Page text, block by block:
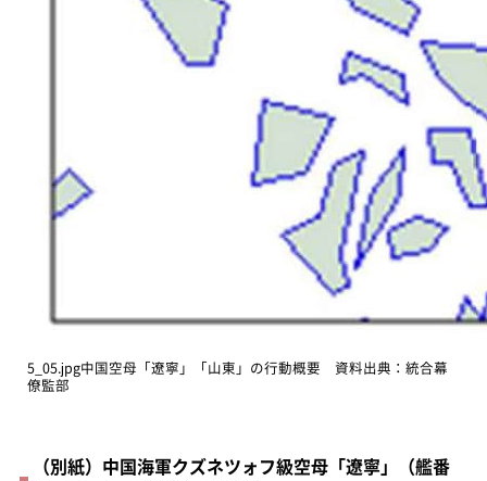
5_05.jpg中国空母「遼寧」「山東」の行動概要 資料出典：統合幕
僚監部
（別紙）中国海軍クズネツォフ級空母「遼寧」（艦番